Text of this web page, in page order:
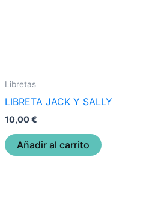
Libretas
LIBRETA JACK Y SALLY
10,00€
Añadir al carrito